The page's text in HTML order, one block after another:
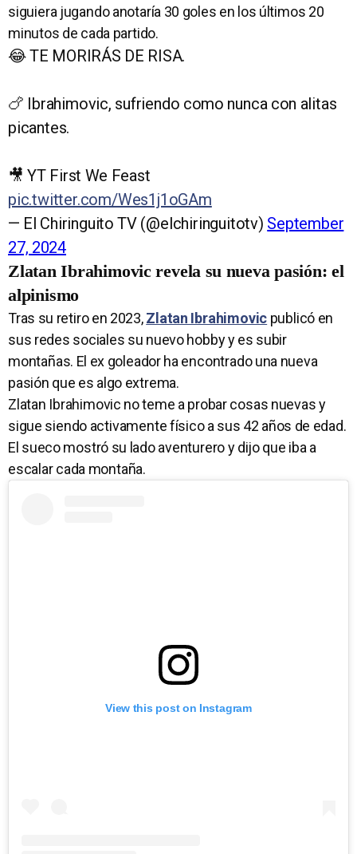
siguiera jugando anotaría 30 goles en los últimos 20
minutos de cada partido.
😂 TE MORIRÁS DE RISA.
🍗 Ibrahimovic, sufriendo como nunca con alitas
picantes.
🎥 YT First We Feast
pic.twitter.com/Wes1j1oGAm
— El Chiringuito TV (@elchiringuitotv) September
27, 2024
Zlatan Ibrahimovic revela su nueva pasión: el
alpinismo
Tras su retiro en 2023,Zlatan Ibrahimovic publicó en
sus redes sociales su nuevo hobby y es subir
montañas. El ex goleador ha encontrado una nueva
pasión que es algo extrema.
Zlatan Ibrahimovic no teme a probar cosas nuevas y
sigue siendo activamente físico a sus 42 años de edad.
El sueco mostró su lado aventurero y dijo que iba a
escalar cada montaña.
View this post on Instagram